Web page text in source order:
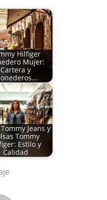
Hilfiger
Mujer:
Cartera y
Jeans y
Tommy
Estilo y
Calidad